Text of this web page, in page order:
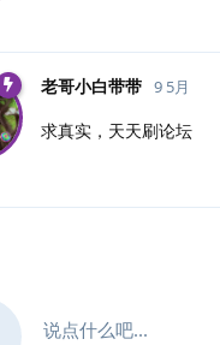
老哥小白带带 9 5月
求真实，天天刷论坛
说点什么吧...